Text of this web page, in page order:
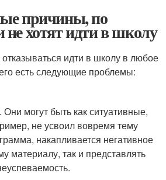
причины, по
хотят идти в школу
идти в школу в любое
есть следующие проблемы:
Они могут быть как ситуативные,
не усвоил вовремя тему
накапливается негативное
материалу, так и представлять